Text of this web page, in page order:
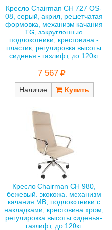
Кресло Chairman CH 727 OS-
08, серый, акрил, решетчатая
формовка, механизм качания
TG, закругленные
подлокотники, крестовина -
пластик, регулировка высоты
сиденья - газлифт, до 120кг
7 567
Наличие
Кресло Chairman CH 980,
бежевый, экокожа, механизм
качания MB, подлокотники с
накладками, крестовина хром,
регулировка высоты сиденья-
газлифт, до 120кг